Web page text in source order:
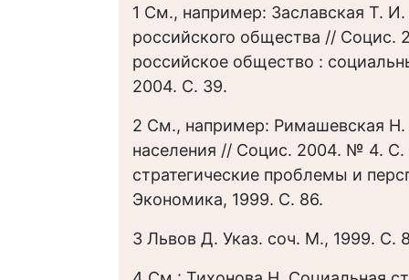
1 См., например: Заславская Т.
российского общества //
российское общество :
2004. С. 39.
2 См., например: Римашевская
населения // Социс. 2004. № 4. С.
стратегические проблемы и
Экономика, 1999. С. 86.
3 Львов Д. Указ. соч. М., 1999. С.